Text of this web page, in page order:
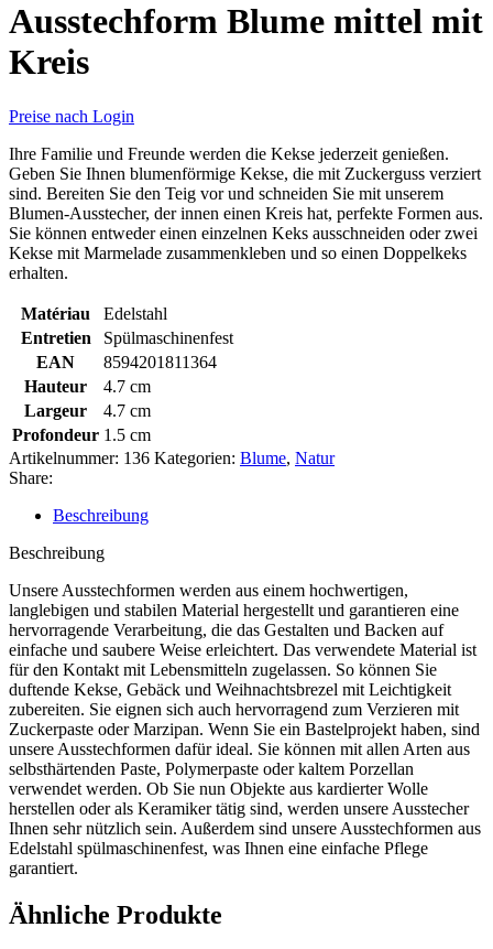
Ausstechform Blume mittel mit
Kreis
Preise nach Login
Ihre Familie und Freunde werden die Kekse jederzeit genießen.
Geben Sie Ihnen blumenförmige Kekse, die mit Zuckerguss verziert
sind. Bereiten Sie den Teig vor und schneiden Sie mit unserem
Blumen-Ausstecher, der innen einen Kreis hat, perfekte Formen aus.
Sie können entweder einen einzelnen Keks ausschneiden oder zwei
Kekse mit Marmelade zusammenkleben und so einen Doppelkeks
erhalten.
Matériau
Edelstahl
Entretien
Spülmaschinenfest
EAN
8594201811364
Hauteur
4.7 cm
Largeur
4.7 cm
Profondeur 1.5 cm
Artikelnummer: 136 Kategorien: Blume, Natur
Share:
Beschreibung
Beschreibung
Unsere Ausstechformen werden aus einem hochwertigen,
langlebigen und stabilen Material hergestellt und garantieren eine
hervorragende Verarbeitung, die das Gestalten und Backen auf
einfache und saubere Weise erleichtert. Das verwendete Material ist
für den Kontakt mit Lebensmitteln zugelassen. So können Sie
duftende Kekse, Gebäck und Weihnachtsbrezel mit Leichtigkeit
zubereiten. Sie eignen sich auch hervorragend zum Verzieren mit
Zuckerpaste oder Marzipan. Wenn Sie ein Bastelprojekt haben, sind
unsere Ausstechformen dafür ideal. Sie können mit allen Arten aus
selbsthärtenden Paste, Polymerpaste oder kaltem Porzellan
verwendet werden. Ob Sie nun Objekte aus kardierter Wolle
herstellen oder als Keramiker tätig sind, werden unsere Ausstecher
Ihnen sehr nützlich sein. Außerdem sind unsere Ausstechformen aus
Edelstahl spülmaschinenfest, was Ihnen eine einfache Pflege
garantiert.
Ähnliche Produkte